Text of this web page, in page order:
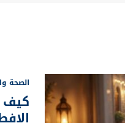
الصحة
كيف